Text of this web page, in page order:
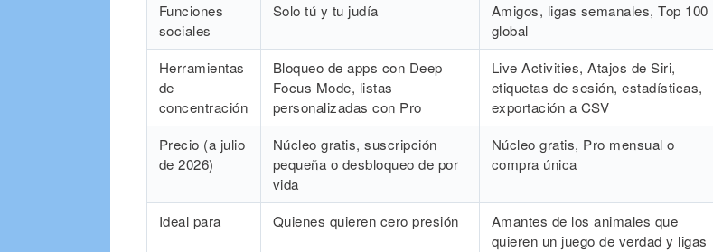
Funciones
sociales
Solo tú y tu judía
Amigos, ligas semanales, Top 100
global
Herramientas
de
concentración
Bloqueo de apps con Deep
Focus Mode, listas
personalizadas con Pro
Live Activities, Atajos de Siri,
etiquetas de sesión, estadísticas,
exportación a CSV
Precio (a julio
de 2026)
Núcleo gratis, suscripción
pequeña o desbloqueo de por
vida
Núcleo gratis, Pro mensual o
compra única
Ideal para Quienes quieren cero presión
Amantes de los animales que
quieren un juego de verdad y ligas